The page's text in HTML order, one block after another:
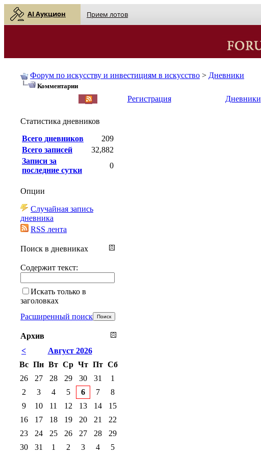
AI Аукцион Прием лотов
Форум по искусству и инвестициям в искусство > Дневники
Комментарии
Регистрация Дневники
Статистика дневников
Всего дневников
209
Всего записей
32,882
Записи за
последние сутки
0
Опции
Случайная запись
дневника
RSS лента
Поиск в дневниках
Содержит текст:
Искать только в
заголовках
Расширенный поиск
Архив
<
Август 2026
Вс Пн Вт Ср Чт Пт Сб
26
27 28 29 30 31
1
2
3 4 5 6 7
8
9
10 11 12 13 14
15
16
17 18 19 20 21
22
23
24 25 26 27 28
29
30
31 1 2 3 4 5